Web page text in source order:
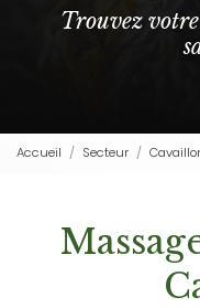
Trouvez
Accueil Secteur